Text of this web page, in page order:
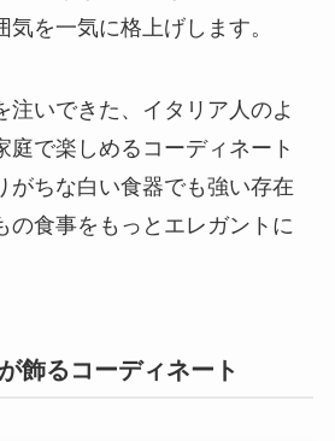
を一気に格上げします。
注いできた、イタリア人のよ
庭で楽しめるコーディネート
がちな白い食器でも強い存在
の食事をもっとエレガントに
飾るコーディネート